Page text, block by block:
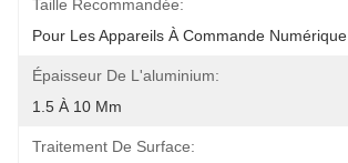
Taille Recommandée:
Pour Les Appareils À Commande Numérique
Épaisseur De L'aluminium:
1.5 À 10 Mm
Traitement De Surface: